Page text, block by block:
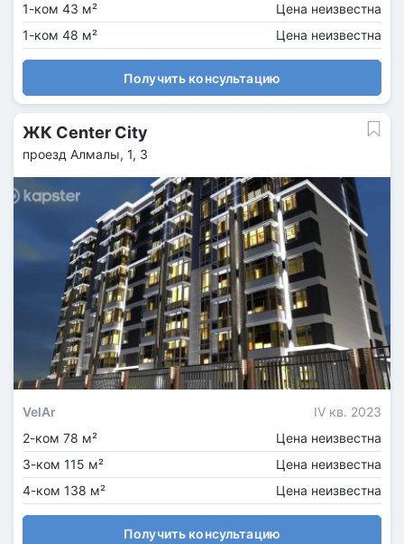
1-ком 43 м²
Цена неизвестна
1-ком 48 м²
Цена неизвестна
Получить консультацию
ЖК Center City
проезд Алмалы, 1, 3
VelAr
IV кв. 2023
2-ком 78 м²
Цена неизвестна
3-ком 115 м²
Цена неизвестна
4-ком 138 м²
Цена неизвестна
Получить консультацию